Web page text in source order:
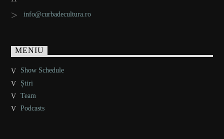
info@curbadecultura.ro
MENIU
Show Schedule
Știri
Team
Podcasts